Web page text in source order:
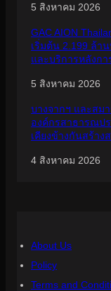
5 สิงหาคม 2026
GAC AION
เริ่มต้น 2.199 ล้า
และบริการหลังกา
5 สิงหาคม 2026
บางจากฯ และสม
องค์กรสาธารณป
เคียงข้างกันสร้าง
4 สิงหาคม 2026
About Us
Policy
Terms and